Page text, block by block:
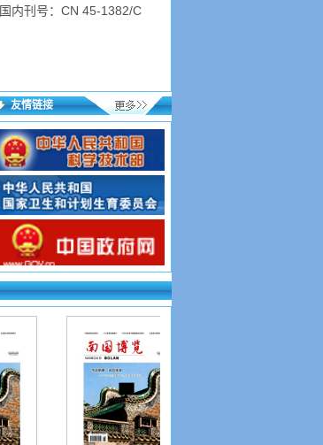
国内刊号：CN 45-1382/C
友情链接